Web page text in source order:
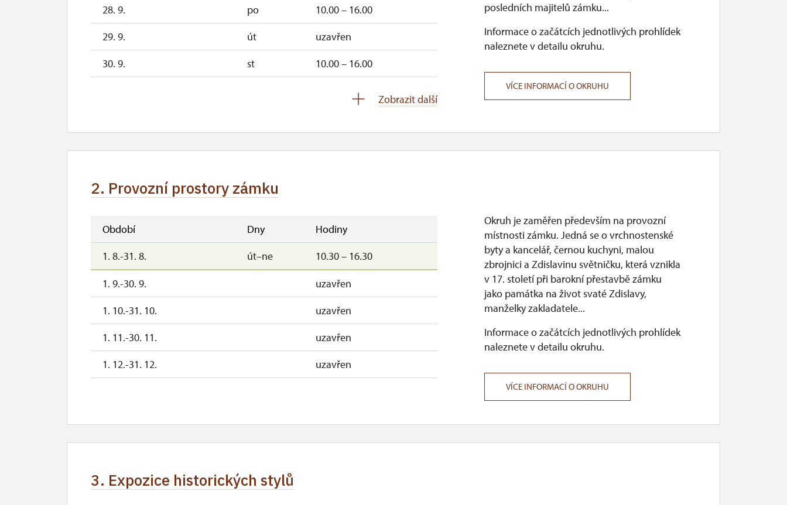
28. 9.
po
10.00 – 16.00
29. 9.
út
uzavřen
30. 9.
st
10.00 – 16.00
10.00 – 15.00
28. 10.-31. 10.
st–so
1. 11.
ne
10.00 – 15.00
2. 11.-30. 11.
uzavřen
1. 12.-31. 12.
uzavřen
Zobrazit další
posledních majitelů zámku...
Informace o začátcích jednotlivých prohlídek
naleznete v detailu okruhu.
VÍCE INFORMACÍ O OKRUHU
2. Provozní prostory zámku
Období Dny
Hodiny
1. 8.-31. 8.
út–ne 10.30 – 16.30
1. 9.-30. 9.
uzavřen
1. 10.-31. 10.
uzavřen
1. 11.-30. 11.
uzavřen
1. 12.-31. 12.
uzavřen
Okruh je zaměřen především na provozní
místnosti zámku. Jedná se o vrchnostenské
byty a kancelář, černou kuchyni, malou
zbrojnici a Zdislavinu světničku, která vznikla
v 17. století při barokní přestavbě zámku
jako památka na život svaté Zdislavy,
manželky zakladatele...
Informace o začátcích jednotlivých prohlídek
naleznete v detailu okruhu.
VÍCE INFORMACÍ O OKRUHU
3. Expozice historických stylů